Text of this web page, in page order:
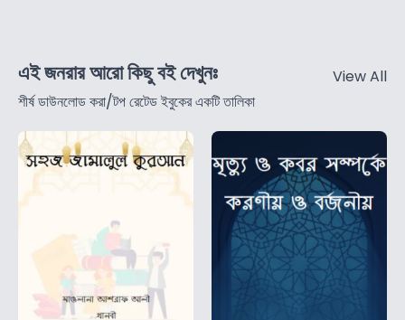
এই জনরার আরো কিছু বই দেখুনঃ
শীর্ষ ডাউনলোড করা/টপ রেটেড ইবুকের একটি তালিকা
View All